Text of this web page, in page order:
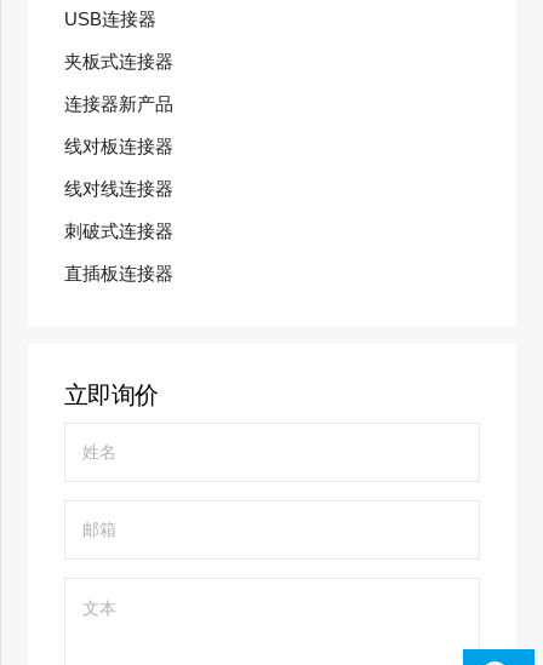
USB连接器
夹板式连接器
连接器新产品
线对板连接器
线对线连接器
刺破式连接器
直插板连接器
立即询价